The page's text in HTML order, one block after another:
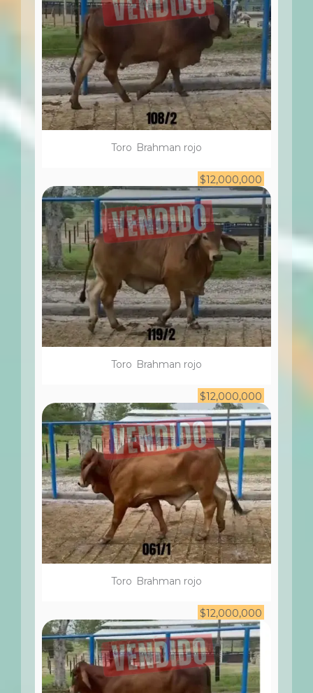
Toro Brahman rojo
$12,000,000
Toro Brahman rojo
$12,000,000
Toro Brahman rojo
$12,000,000